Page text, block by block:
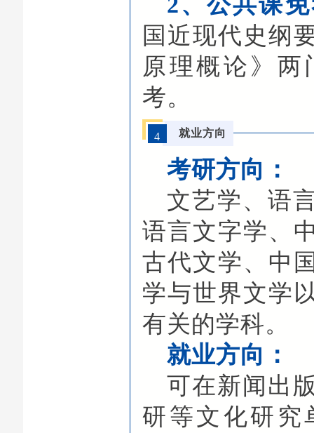
国近现代史纲
原理概论》两
考。
4 就业方向
考研方向：
文艺学、语
语言文字学、
古代文学、中
学与世界文学
有关的学科。
就业方向：
可在新闻出
研等文化研究